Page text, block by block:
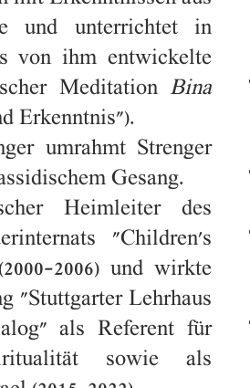
und unterrichtet in
von ihm entwickelte
Meditation Bina
Erkenntnis").
umrahmt Strenger
Gesang.
Heimleiter des
"Children's
2006) und wirkte
"Stuttgarter Lehrhaus
als Referent für
sowie als